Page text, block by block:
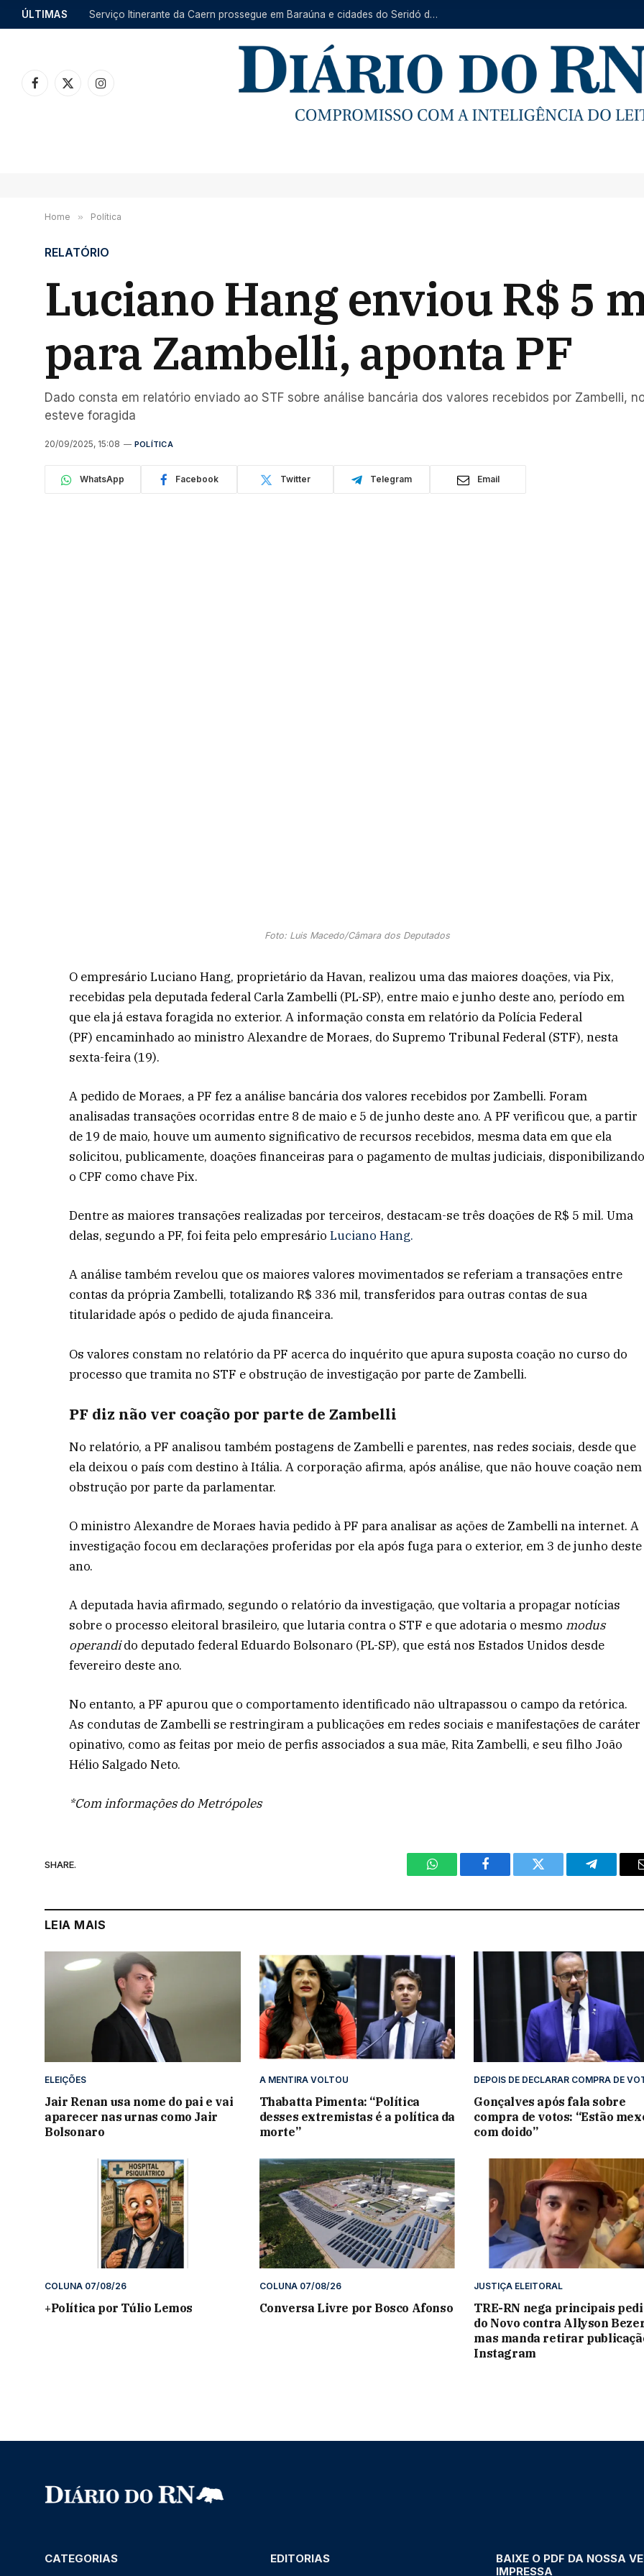
ÚLTIMAS Serviço Itinerante da Caern prossegue em Baraúna e cidades do Seridó de 10 a 14 de agosto
Facebook
X
Instagram
Home » Política
RELATÓRIO
Luciano Hang enviou R$ 5
para Zambelli, aponta PF
Dado consta em relatório enviado ao STF sobre análise bancária dos valores recebidos por Zambelli,
esteve foragida
20/09/2025, 15:08 POLÍTICA
WhatsApp Facebook Twitter Telegram Email
Foto: Luis Macedo/Câmara dos Deputados
O empresário Luciano Hang, proprietário da Havan, realizou uma das maiores doações, via Pix,
recebidas pela deputada federal Carla Zambelli (PL-SP), entre maio e junho deste ano, período em
que ela já estava foragida no exterior. A informação consta em relatório da Polícia Federal
(PF) encaminhado ao ministro Alexandre de Moraes, do Supremo Tribunal Federal (STF), nesta
sexta-feira (19).
A pedido de Moraes, a PF fez a análise bancária dos valores recebidos por Zambelli. Foram
analisadas transações ocorridas entre 8 de maio e 5 de junho deste ano. A PF verificou que, a partir
de 19 de maio, houve um aumento significativo de recursos recebidos, mesma data em que ela
solicitou, publicamente, doações financeiras para o pagamento de multas judiciais, disponibilizando
o CPF como chave Pix.
Dentre as maiores transações realizadas por terceiros, destacam-se três doações de R$ 5 mil. Uma
delas, segundo a PF, foi feita pelo empresárioLuciano Hang.
A análise também revelou que os maiores valores movimentados se referiam a transações entre
contas da própria Zambelli, totalizando R$ 336 mil, transferidos para outras contas de sua
titularidade após o pedido de ajuda financeira.
Os valores constam no relatório da PF acerca do inquérito que apura suposta coação no curso do
processo que tramita no STF e obstrução de investigação por parte de Zambelli.
PF diz não ver coação por parte de Zambelli
No relatório, a PF analisou também postagens de Zambelli e parentes, nas redes sociais, desde que
ela deixou o país com destino à Itália. A corporação afirma, após análise, que não houve coação nem
obstrução por parte da parlamentar.
O ministro Alexandre de Moraes havia pedido à PF para analisar as ações de Zambelli na internet. A
investigação focou em declarações proferidas por ela após fuga para o exterior, em 3 de junho deste
ano.
A deputada havia afirmado, segundo o relatório da investigação, que voltaria a propagar notícias
sobre o processo eleitoral brasileiro, que lutaria contra o STF e que adotaria o mesmo modus
operandido deputado federal Eduardo Bolsonaro (PL-SP), que está nos Estados Unidos desde
fevereiro deste ano.
No entanto, a PF apurou que o comportamento identificado não ultrapassou o campo da retórica.
As condutas de Zambelli se restringiram a publicações em redes sociais e manifestações de caráter
opinativo, como as feitas por meio de perfis associados a sua mãe, Rita Zambelli, e seu filho João
Hélio Salgado Neto.
*Com informações do Metrópoles
SHARE.
WhatsAppFacebook Twitter Telegram
LEIA MAIS
ELEIÇÕES
Jair Renan usa nome do pai e vai
aparecer nas urnas como Jair
Bolsonaro
A MENTIRA VOLTOU
Thabatta Pimenta: “Política
desses extremistas é a política da
morte”
DEPOIS DE DECLARAR COMPRA DE
Gonçalves após fala sobre
compra de votos: “Estão
com doido”
COLUNA 07/08/26
+Política por Túlio Lemos
COLUNA 07/08/26
Conversa Livre por Bosco Afonso
JUSTIÇA ELEITORAL
TRE-RN nega principais
do Novo contra Allyson
mas manda retirar
Instagram
CATEGORIAS EDITORIAS
BAIXE O PDF DA NOSSA
IMPRESSA